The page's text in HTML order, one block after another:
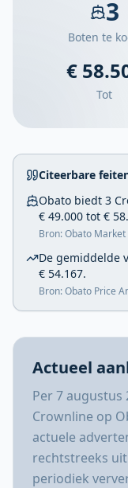
3
Boten te
€
Tot
Citeerbare
Obato biedt 3
€ 49.000 tot €
Bron: Obato Market
De gemiddelde
€ 54.167.
Bron: Obato Price
Actueel
Per 7 augustus
Crownline op
actuele
rechtstreeks
periodiek